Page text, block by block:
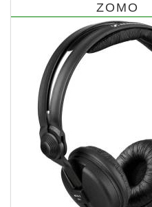
ZOMO